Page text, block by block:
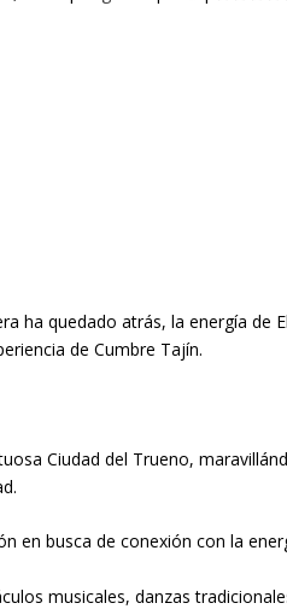
ha quedado atrás, la energía
de Cumbre Tajín.
Ciudad del Trueno,
en busca de conexión con la
musicales, danzas